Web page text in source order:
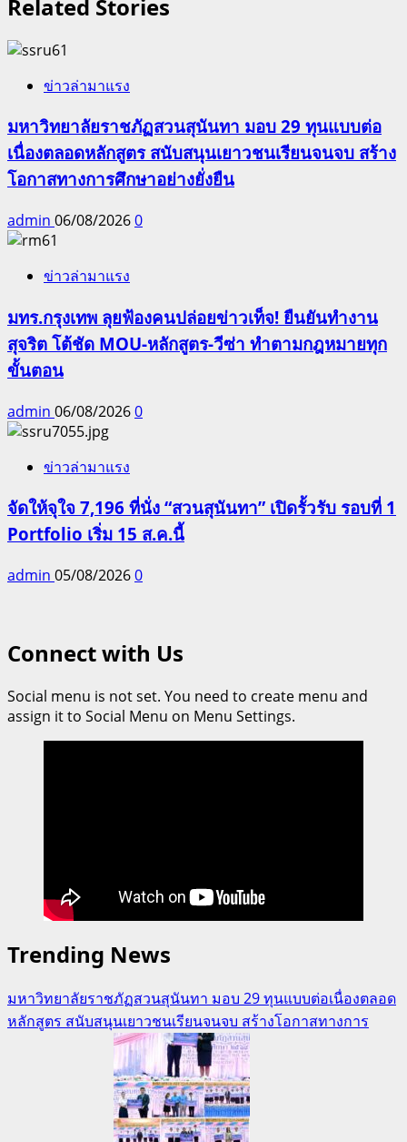
Related Stories
ข่าวล่ามาแรง
มหาวิทยาลัยราชภัฏสวนสุนันทา มอบ 29 ทุนแบบต่อ
เนื่องตลอดหลักสูตร สนับสนุนเยาวชนเรียนจนจบ สร้าง
โอกาสทางการศึกษาอย่างยั่งยืน
admin 06/08/20260
ข่าวล่ามาแรง
มทร.กรุงเทพ ลุยฟ้องคนปล่อยข่าวเท็จ! ยืนยันทำงาน
สุจริต โต้ชัด MOU-หลักสูตร-วีซ่า ทำตามกฎหมายทุก
ขั้นตอน
admin 06/08/20260
ข่าวล่ามาแรง
จัดให้จุใจ 7,196 ที่นั่ง “สวนสุนันทา” เปิดรั้วรับ รอบที่ 1
Portfolio เริ่ม 15 ส.ค.นี้
admin 05/08/20260
Connect with Us
Social menu is not set. You need to create menu and
assign it to Social Menu on Menu Settings.
Trending News
มหาวิทยาลัยราชภัฏสวนสุนันทา มอบ 29 ทุนแบบต่อเนื่องตลอด
หลักสูตร สนับสนุนเยาวชนเรียนจนจบ สร้างโอกาสทางการ